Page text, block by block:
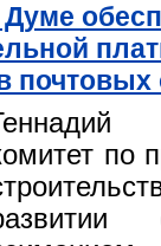
Думе
почтовых
по